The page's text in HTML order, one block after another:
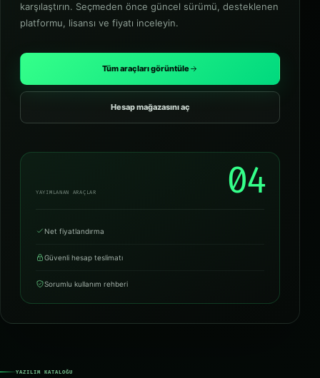
karşılaştırın. Seçmeden önce güncel sürümü, desteklenen
platformu, lisansı ve fiyatı inceleyin.
Tüm araçları görüntüle
Hesap mağazasını aç
YAYIMLANAN ARAÇLAR 04
Net fiyatlandırma
Güvenli hesap teslimatı
Sorumlu kullanım rehberi
YAZILIM KATALOĞU